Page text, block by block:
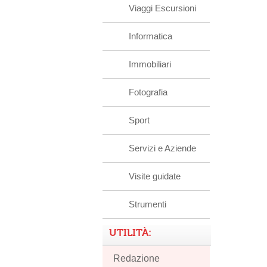
Viaggi Escursioni
Informatica
Immobiliari
Fotografia
Sport
Servizi e Aziende
Visite guidate
Strumenti
UTILITÀ:
Redazione